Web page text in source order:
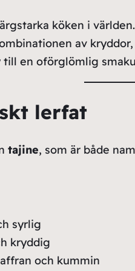
köken i
av
till en oförglömlig
lerfat
tajine, som är både
syrlig
kryddig
och kummin